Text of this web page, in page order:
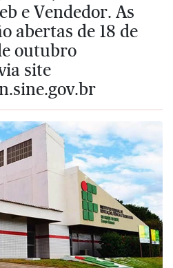
e Vendedor. As
abertas de 18 de
outubro
site